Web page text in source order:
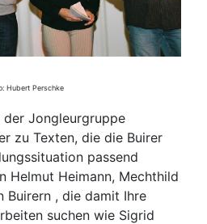
Hubert Perschke
Jongleurgruppe
zu Texten, die die Buirer
passend
Helmut Heimann, Mechthild
Buirern , die damit Ihre
suchen wie Sigrid